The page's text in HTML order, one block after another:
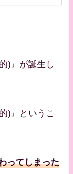
)』が誕生し
)』というこ
ってしまった